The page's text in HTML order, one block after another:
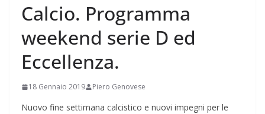
Calcio. Programma
weekend serie D ed
Eccellenza.
18 Gennaio 2019 Piero Genovese
Nuovo fine settimana calcistico e nuovi impegni per le